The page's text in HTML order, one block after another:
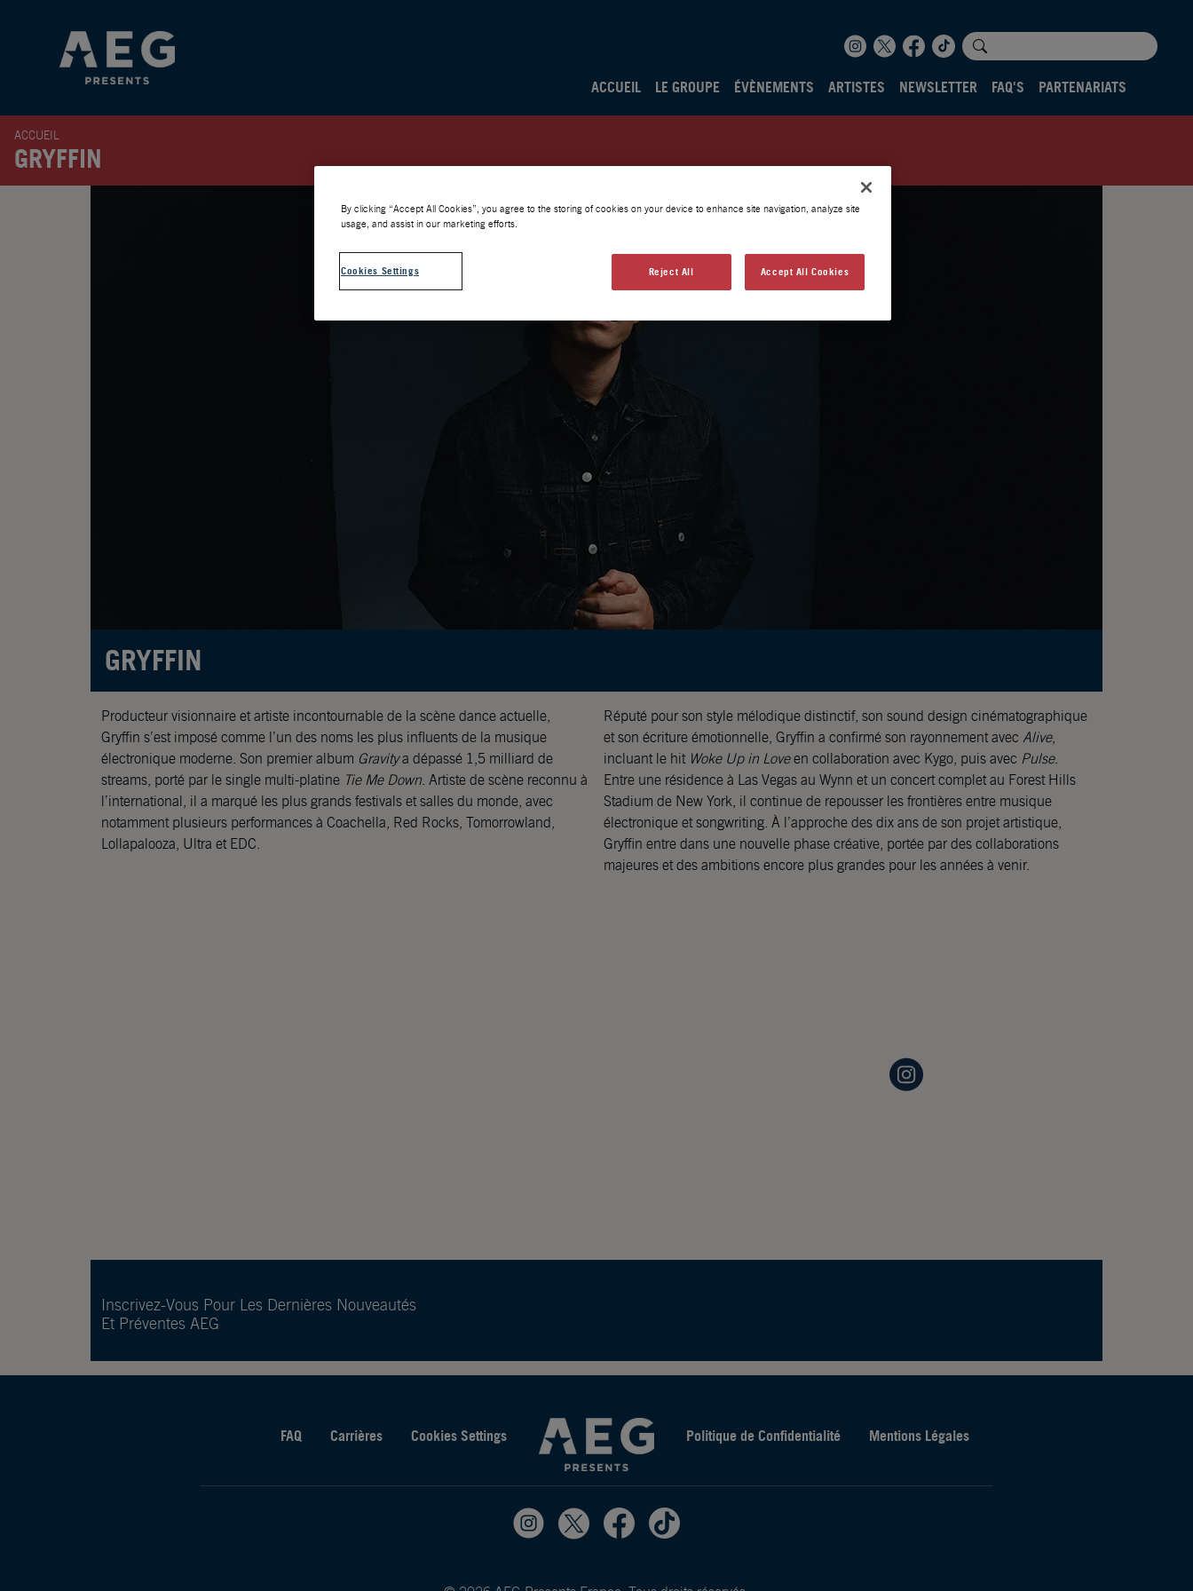
ACCUEIL LE GROUPE ÉVÈNEMENTS ARTISTES NEWSLETTER FAQ'S PARTENARIATS
ACCUEIL
GRYFFIN
GRYFFIN
Producteur visionnaire et artiste incontournable de la scène dance actuelle,
Gryffin s’est imposé comme l’un des noms les plus influents de la musique
électronique moderne. Son premier album Gravitya dépassé 1,5 milliard de
streams, porté par le single multi-platine Tie Me Down . Artiste de scène reconnu à
l’international, il a marqué les plus grands festivals et salles du monde, avec
notamment plusieurs performances à Coachella, Red Rocks, Tomorrowland,
Lollapalooza, Ultra et EDC.
Réputé pour son style mélodique distinctif, son sound design cinématographique
et son écriture émotionnelle, Gryffin a confirmé son rayonnement avec Alive,
incluant le hitWoke Up in Loveen collaboration avec Kygo, puis avec Pulse.
Entre une résidence à Las Vegas au Wynn et un concert complet au Forest Hills
Stadium de New York, il continue de repousser les frontières entre musique
électronique et songwriting. À l’approche des dix ans de son projet artistique,
Gryffin entre dans une nouvelle phase créative, portée par des collaborations
majeures et des ambitions encore plus grandes pour les années à venir.
Inscrivez-Vous Pour Les Dernières Nouveautés
Et Préventes AEG
FAQ Carrières Cookies Settings Politique de Confidentialité Mentions Légales
By clicking “Accept All Cookies”, you agree to the storing of cookies on your device to enhance site navigation, analyze site
usage, and assist in our marketing efforts.
Cookies Settings Reject All Accept All Cookies